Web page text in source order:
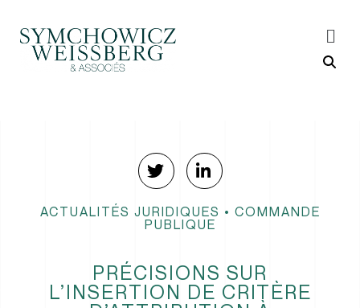
ACTUALITÉS JURIDIQUES • COMMANDE
PUBLIQUE
PRÉCISIONS SUR
L’INSERTION DE CRITÈRE